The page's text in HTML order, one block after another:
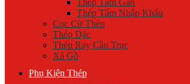
Thép Tấm Gân
Thép Tấm Nhập Khẩu
Cọc Cừ Thép
Thép Đặc
Thép Ray Cầu Trục
Xà Gồ
Phụ Kiện Thép